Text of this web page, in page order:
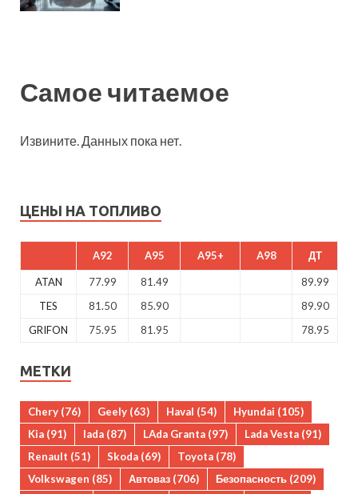
Самое читаемое
Извините. Данных пока нет.
ЦЕНЫ НА ТОПЛИВО
A92 A95 A95+ A98 ДТ
ATAN 77.99 81.49
89.99
TES
81.50 85.90
89.90
GRIFON
75.95 81.95 78.95
МЕТКИ
Chery (76) Geely (63) Haval (54) Hyundai (105)
Kia (91) lada (87) LAda Granta (97) Lada Vesta (91)
Renault (51) Skoda (69) Toyota (78)
Volkswagen (85) Автоваз (706) Безопасность (209)